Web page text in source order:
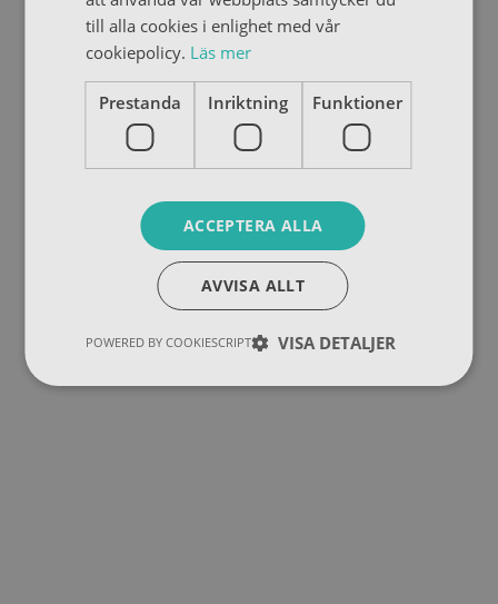
till alla cookies i enlighet med vår
cookiepolicy. Läs mer
Prestanda Inriktning Funktioner
ACCEPTERA ALLA
AVVISA ALLT
VISA DETALJER
POWERED BY COOKIESCRIPT